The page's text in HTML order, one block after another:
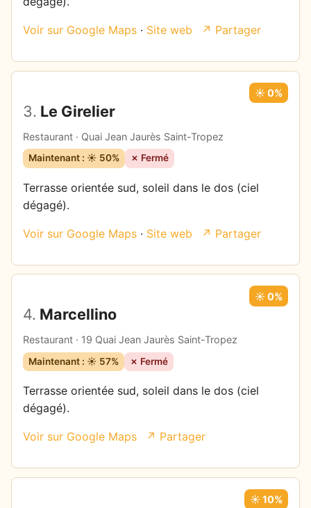
Voir sur Google Maps · Site web ↗ Partager
3. Le Girelier
Restaurant · Quai Jean Jaurès Saint-Tropez
☀️ 0%
Maintenant : ☀️ 50% ✗ Fermé
Terrasse orientée sud, soleil dans le dos (ciel
dégagé).
Voir sur Google Maps · Site web ↗ Partager
4. Marcellino
Restaurant · 19 Quai Jean Jaurès Saint-Tropez
☀️ 0%
Maintenant : ☀️ 57% ✗ Fermé
Terrasse orientée sud, soleil dans le dos (ciel
dégagé).
Voir sur Google Maps ↗ Partager
☀️ 10%